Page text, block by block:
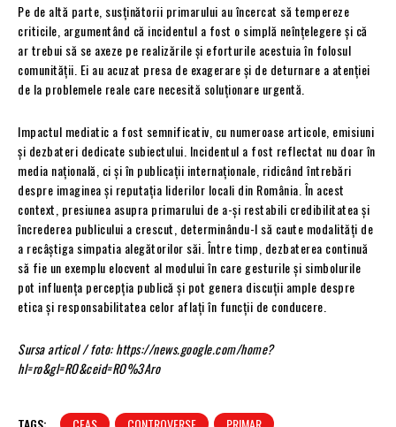
Pe de altă parte, susținătorii primarului au încercat să tempereze
criticile, argumentând că incidentul a fost o simplă neînțelegere și că
ar trebui să se axeze pe realizările și eforturile acestuia în folosul
comunității. Ei au acuzat presa de exagerare și de deturnare a atenției
de la problemele reale care necesită soluționare urgentă.
Impactul mediatic a fost semnificativ, cu numeroase articole, emisiuni
și dezbateri dedicate subiectului. Incidentul a fost reflectat nu doar în
media națională, ci și în publicații internaționale, ridicând întrebări
despre imaginea și reputația liderilor locali din România. În acest
context, presiunea asupra primarului de a-și restabili credibilitatea și
încrederea publicului a crescut, determinându-l să caute modalități de
a recâștiga simpatia alegătorilor săi. Între timp, dezbaterea continuă
să fie un exemplu elocvent al modului în care gesturile și simbolurile
pot influența percepția publică și pot genera discuții ample despre
etica și responsabilitatea celor aflați în funcții de conducere.
Sursa articol / foto: https://news.google.com/home?
hl=ro&gl=RO&ceid=RO%3Aro